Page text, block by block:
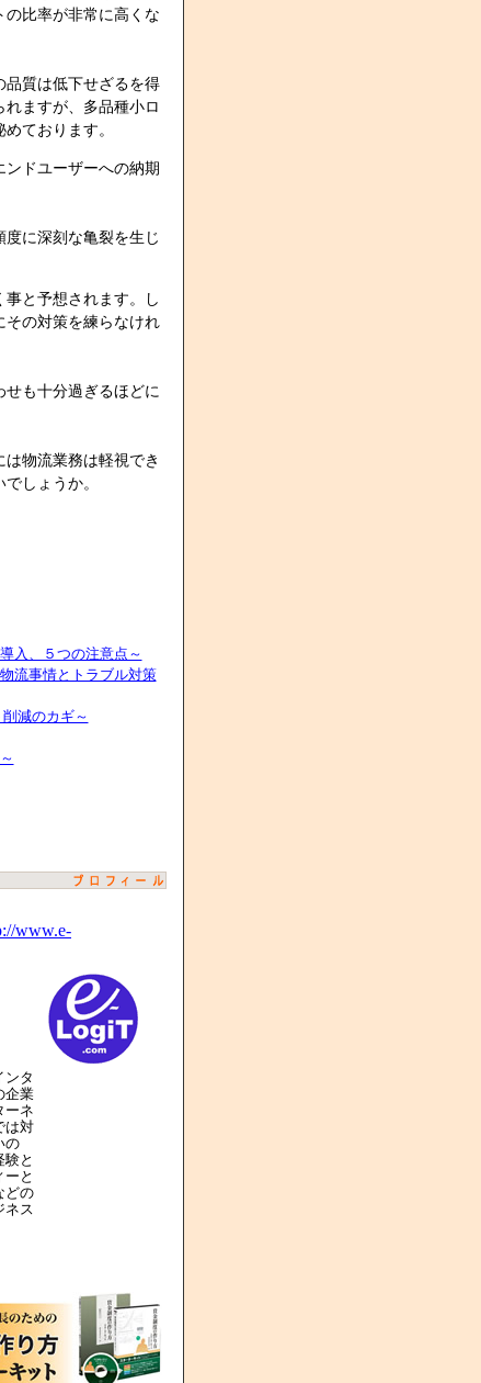
比率が非常に高くな
品質は低下せざるを得
ますが、多品種小ロ
ております。
ドユーザーへの納期
に深刻な亀裂を生じ
と予想されます。し
その対策を練らなけれ
も十分過ぎるほどに
物流業務は軽視でき
しょうか。
入、５つの注意点～
流事情とトラブル対策
減のカギ～
www.e-
ンタ
企業
ーネ
は対
の
と
と
どの
ネス